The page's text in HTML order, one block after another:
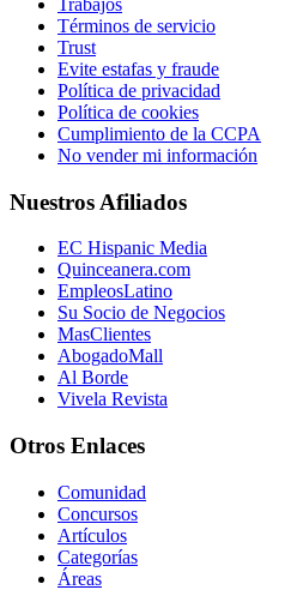
Trabajos
Términos de servicio
Trust
Evite estafas y fraude
Política de privacidad
Política de cookies
Cumplimiento de la CCPA
No vender mi información
Nuestros Afiliados
EC Hispanic Media
Quinceanera.com
EmpleosLatino
Su Socio de Negocios
MasClientes
AbogadoMall
Al Borde
Vivela Revista
Otros Enlaces
Comunidad
Concursos
Artículos
Categorías
Áreas